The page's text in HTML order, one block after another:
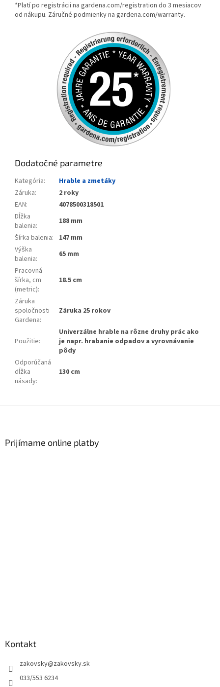
*Platí po registrácii na gardena.com/registration do 3 mesiacov
od nákupu. Záručné podmienky na gardena.com/warranty.
Dodatočné parametre
Kategória:
Hrable a zmetáky
Záruka:
2 roky
EAN:
4078500318501
Dĺžka
balenia:
188 mm
Šírka balenia:
147 mm
Výška
balenia:
65 mm
Pracovná
šírka, cm
(metric):
18.5 cm
Záruka
spoločnosti
Gardena:
Záruka 25 rokov
Použitie:
Univerzálne hrable na rôzne druhy prác ako
je napr. hrabanie odpadov a vyrovnávanie
pôdy
Odporúčaná
dĺžka
násady:
130 cm
Prijímame online platby
Kontakt
zakovsky@zakovsky.sk
033/553 6234